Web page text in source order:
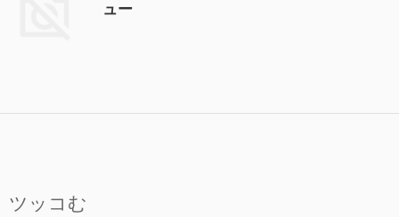
ュー
ツッコむ